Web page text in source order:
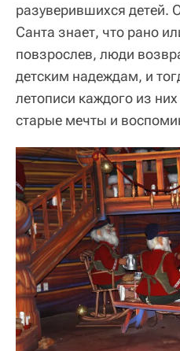
разуверившихся детей.
Санта знает, что рано
повзрослев, люди
детским надеждам, и
летописи каждого из
старые мечты и